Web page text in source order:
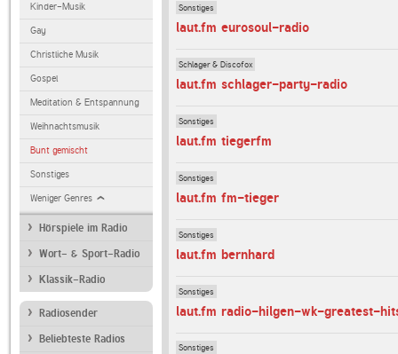
Kinder-Musik
Gay
Christliche Musik
Gospel
Meditation & Entspannung
Weihnachtsmusik
Bunt gemischt
Sonstiges
Weniger Genres
Hörspiele im Radio
Wort- & Sport-Radio
Klassik-Radio
Radiosender
Beliebteste Radios
Sonstiges
laut.fm eurosoul-radio
Schlager & Discofox
laut.fm schlager-party-radio
Sonstiges
laut.fm tiegerfm
Sonstiges
laut.fm fm-tieger
Sonstiges
laut.fm bernhard
Sonstiges
laut.fm radio-hilgen-wk-greatest-
Sonstiges